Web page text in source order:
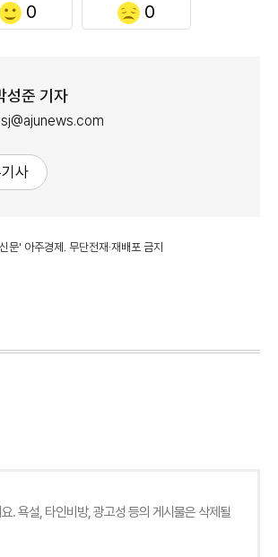
0 0
성준 기자
사
' 아주경제. 무단전재·재배포 금지